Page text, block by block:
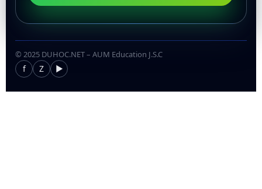
© 2025 DUHOC.NET – AUM Education J.S.C
f Z ▶